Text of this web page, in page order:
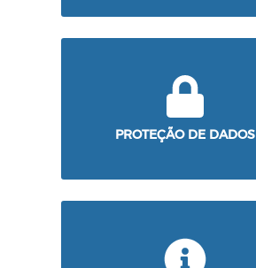
PROTEÇÃO DE DADOS